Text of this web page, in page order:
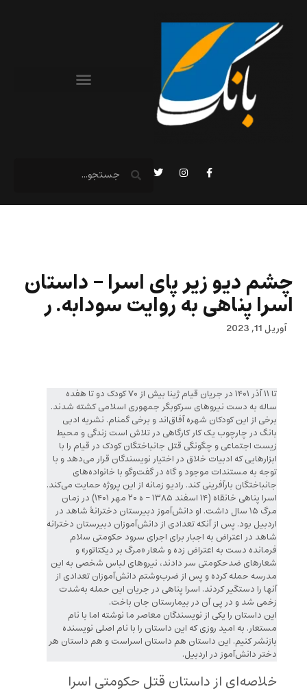
چشم دیو زیر پای اسرا – داستان
اسرا پناهی به روایت سودابه. ر
آوریل 11, 2023
تا ۱۱ آذر ۱۴۰۱ در جریان قیام ژینا بیش از ۷۰ کودک دو تا هفده
ساله به دست نیروهای سرکوبگر جمهوری اسلامی کشته شدند.
برخی از این کودکان شهره آفاق‌اند و برخی گمنام. نشریه ادبی
بانگ در چارچوب یک کار کارگاهی در تلاش است زندگی و محیط
زیست اجتماعی و چگونگی قتل جانباختگان کودک در قیام را با
ابزارهایی که ادبیات خلاق در اختیار نویسندگان قرار می‌دهد و با
توجه به مستندات موجود و گاه در گفت‌وگو با خانواده‌های
جانباختگان بارآفرینی کند. رادیو زمانه از این پروژه حمایت می‌کند.
اسرا پناهی خانقاه (۱۴ اسفند ۱۳۸۵ – ه ۲۰ مهر ۱۴۰۱) در زمان
مرگ ۱۵ سال داشت. او دانش‌آموز دبیرستان دخترانهٔ شاهد در
اردبیل بود. پس از آنکه تعدادی از دانش‌آموزان دبیرستان دخترانه
شاهد در اعتراض به اجبار برای اجرای سرود حکومتی سلام
فرمانده دست به اعتراض زده و شعار «مرگ بر دیکتاتور» و
شعارهای ضدحکومتی سر دادند، نیروهای لباس شخصی به این
مدرسه حمله کرده و پس از ضرب‌وشتم دانش‌آموزان تعدادی از
آنها را دستگیر کردند. اسرا پناهی در جریان این حمله به‌شدت
زخمی شد و در پی آن در بیمارستان جان باخت.
این داستان را یکی از نویسندگان معاصر ما نوشته اما با نام
مستعار. به امید روزی که این داستان را با نام اصلی نویسنده
بازنشر کنیم. این داستان هم داستان اسراست و هم داستان هر
دختر دانش‌آموز در اردبیل.
خلاصه‌ای از داستان قتل حکومتی اسرا